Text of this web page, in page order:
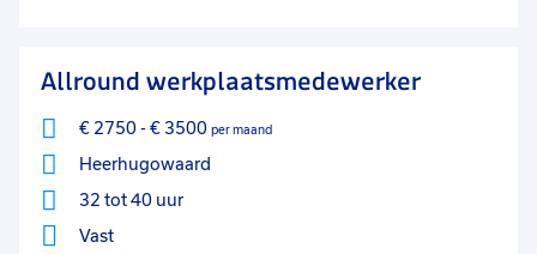
Allround werkplaatsmedewerker
€ 2750- € 3500 per maand
Heerhugowaard
32 tot 40 uur
Vast